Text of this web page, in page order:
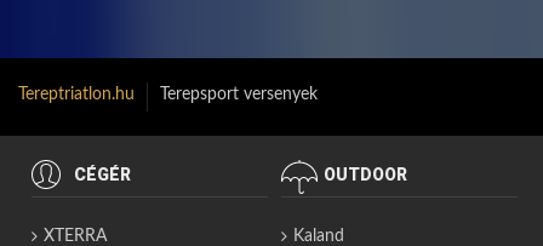
Tereptriatlon.hu Terepsport versenyek
CÉGÉR
XTERRA
OUTDOOR
Kaland